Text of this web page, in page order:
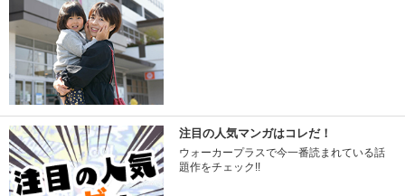
注目の人気マンガはコレだ！
ウォーカープラスで今一番読まれている話
題作をチェック!!